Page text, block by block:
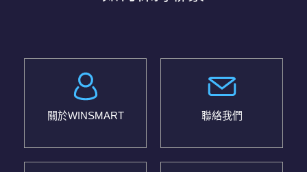
關於WINSMART 聯絡我們